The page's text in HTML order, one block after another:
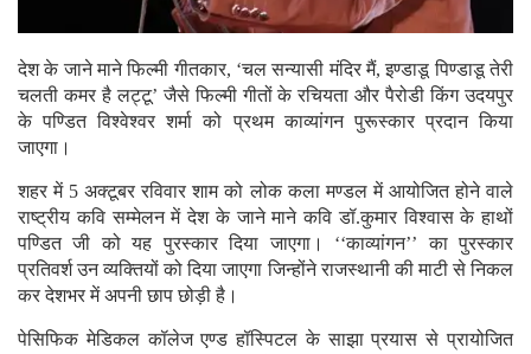
देश के जाने माने फिल्मी गीतकार, ‘चल सन्यासी मंदिर मैं, इण्डाडू पिण्डाडू तेरी
चलती कमर है लट्टू’ जैसे फिल्मी गीतों के रचियता और पैरोडी किंग उदयपुर
के पण्डित विश्वेश्वर शर्मा को प्रथम काव्यांगन पुरूस्कार प्रदान किया
जाएगा।
शहर में 5 अक्टूबर रविवार शाम को लोक कला मण्डल में आयोजित होने वाले
राष्ट्रीय कवि सम्मेलन में देश के जाने माने कवि डॉ.कुमार विश्वास के हाथों
पण्डित जी को यह पुरस्कार दिया जाएगा। ‘‘काव्यांगन’’ का पुरस्कार
प्रतिवर्श उन व्यक्तियों को दिया जाएगा जिन्होंने राजस्थानी की माटी से निकल
कर देशभर में अपनी छाप छोड़ी है।
पेसिफिक मेडिकल कॉलेज एण्ड हॉस्पिटल के साझा प्रयास से प्रायोजित